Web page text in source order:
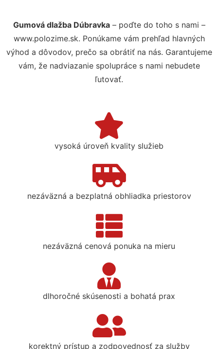
Gumová dlažba Dúbravka– poďte do toho s nami –
www.polozime.sk. Ponúkame vám prehľad hlavných
výhod a dôvodov, prečo sa obrátiť na nás. Garantujeme
vám, že nadviazanie spolupráce s nami nebudete
ľutovať.
vysoká úroveň kvality služieb
nezáväzná a bezplatná obhliadka priestorov
nezáväzná cenová ponuka na mieru
dlhoročné skúsenosti a bohatá prax
korektný prístup a zodpovednosť za služby